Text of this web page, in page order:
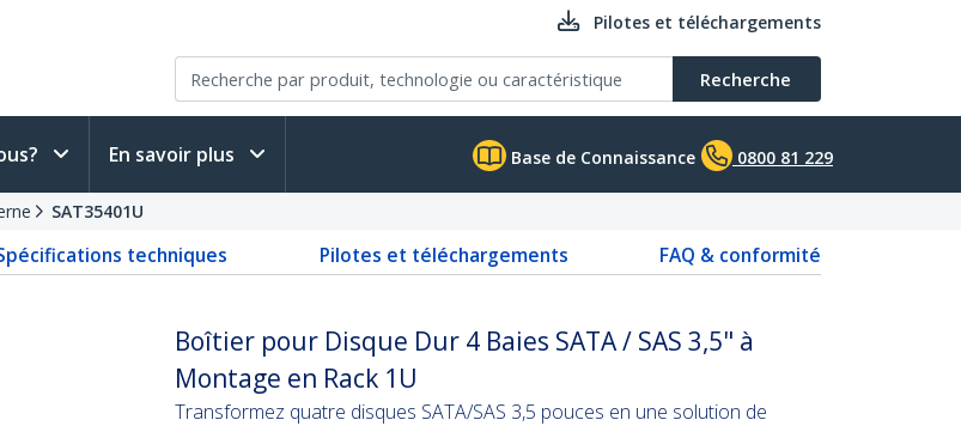
Pilotes et téléchargements
Recherche
En savoir plus Base de Connaissance 0800 81 229
SAT35401U
techniques Pilotes et téléchargements
FAQ & conformité
Boîtier pour Disque Dur 4 Baies SATA / SAS 3,5" à
Montage en Rack 1U
Transformez quatre disques SATA/SAS 3,5 pouces en une solution de